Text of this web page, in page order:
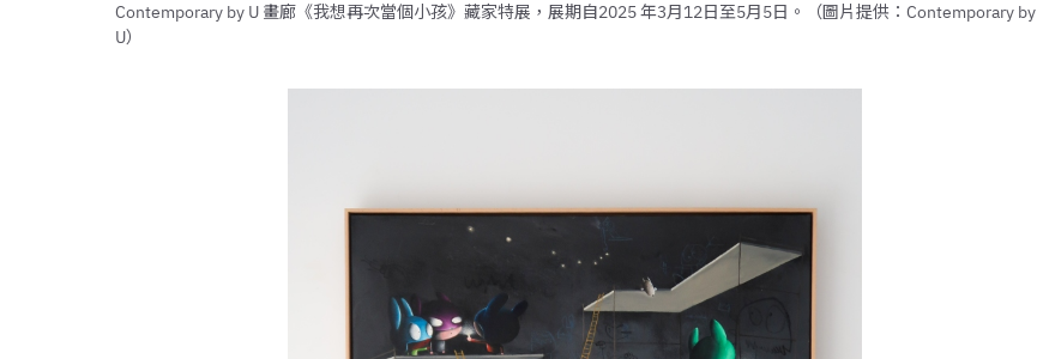
Contemporary by U 畫廊《我想再次當個小孩》藏家特展，展期自2025 年3月12日至5月5日。（圖片提供：Contemporary by
U）